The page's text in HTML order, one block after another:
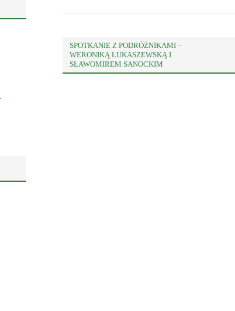
SPOTKANIE Z PODRÓŻNIKAMI –
WERONIKĄ ŁUKASZEWSKĄ I
SŁAWOMIREM SANOCKIM